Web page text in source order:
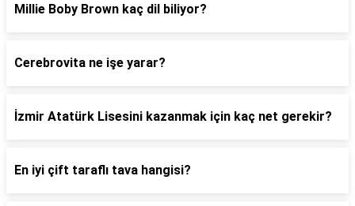
Millie Boby Brown kaç dil biliyor?
Cerebrovita ne işe yarar?
İzmir Atatürk Lisesini kazanmak için kaç net gerekir?
En iyi çift taraflı tava hangisi?